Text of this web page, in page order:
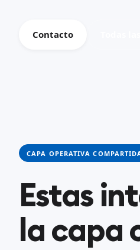
Contacto
CAPA OPERATIVA
Estas
la capa